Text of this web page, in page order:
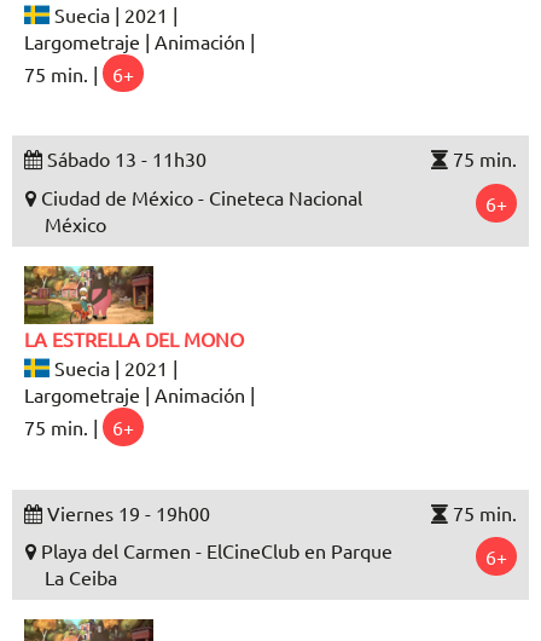
Suecia | 2021 |
Largometraje | Animación |
75 min. |
6+
Sábado 13 - 11h30
75 min.
Ciudad de México - Cineteca Nacional
México
6+
LA ESTRELLA DEL MONO
Suecia | 2021 |
Largometraje | Animación |
75 min. |
6+
Viernes 19 - 19h00
75 min.
Playa del Carmen - ElCineClub en Parque
La Ceiba
6+